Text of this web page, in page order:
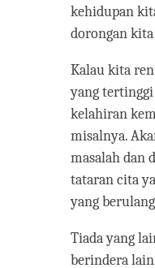
kehidupan
dorongan
Kalau kita
yang tertinggi
kelahiran
misalnya.
masalah dan
tataran cita
yang
Tiada yang
berindera